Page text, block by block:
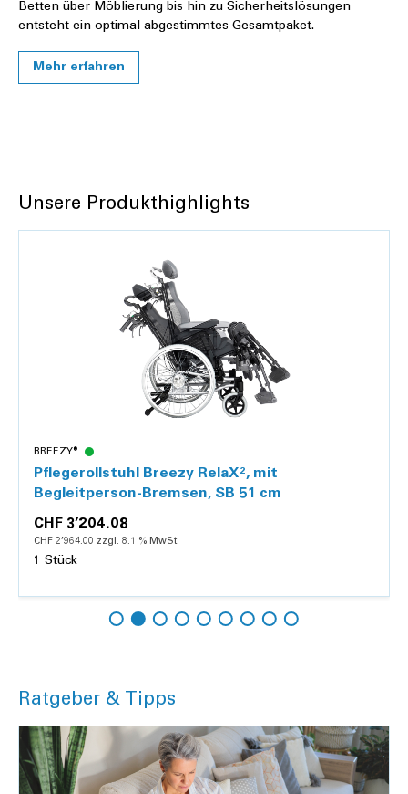
Betten über Möblierung bis hin zu Sicherheitslösungen
entsteht ein optimal abgestimmtes Gesamtpaket.
Mehr erfahren
Unsere Produkthighlights
BREEZY®
Pflegerollstuhl Breezy RelaX², mit
Begleitperson-Bremsen, SB 51 cm
CHF 3’204.08
CHF 2’964.00 zzgl. 8.1 % MwSt.
1 Stück
Hinzufügen
Ratgeber & Tipps